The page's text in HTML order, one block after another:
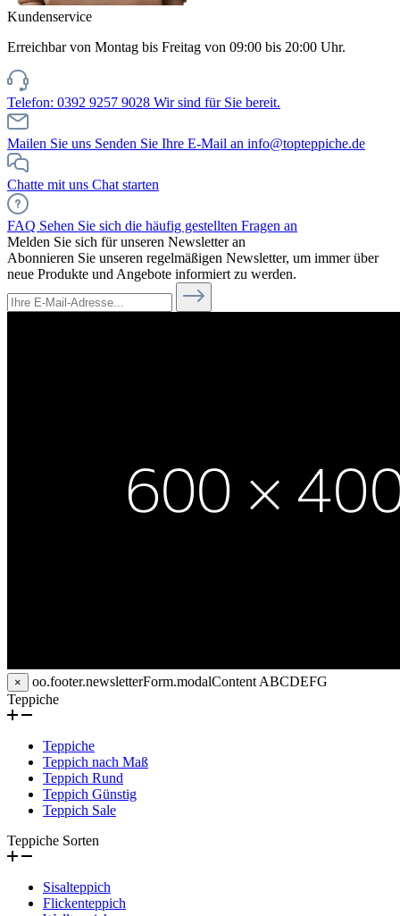
Kundenservice
Erreichbar von Montag bis Freitag von 09:00 bis 20:00 Uhr.
Telefon: 0392 9257 9028 Wir sind für Sie bereit.
Mailen Sie uns Senden Sie Ihre E-Mail an info@topteppiche.de
Chatte mit uns Chat starten
FAQ Sehen Sie sich die häufig gestellten Fragen an
Melden Sie sich für unseren Newsletter an
Abonnieren Sie unseren regelmäßigen Newsletter, um immer über
neue Produkte und Angebote informiert zu werden.
× oo.footer.newsletterForm.modalContentABCDEFG
Teppiche
Teppiche
Teppich nach Maß
Teppich Rund
Teppich Günstig
Teppich Sale
Teppiche Sorten
Sisalteppich
Flickenteppich